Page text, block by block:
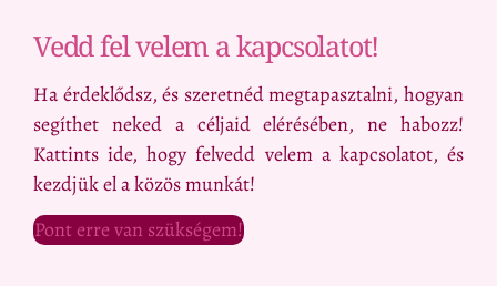
Vedd fel velem a kapcsolatot!
Ha érdeklődsz, és szeretnéd megtapasztalni, hogyan
segíthet neked a céljaid elérésében, ne habozz!
Kattints ide, hogy felvedd velem a kapcsolatot, és
kezdjük el a közös munkát!
Pont erre van szükségem!